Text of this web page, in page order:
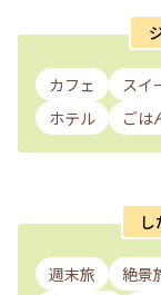
カフェ スイ
ホテル
ごは
週末旅 絶景